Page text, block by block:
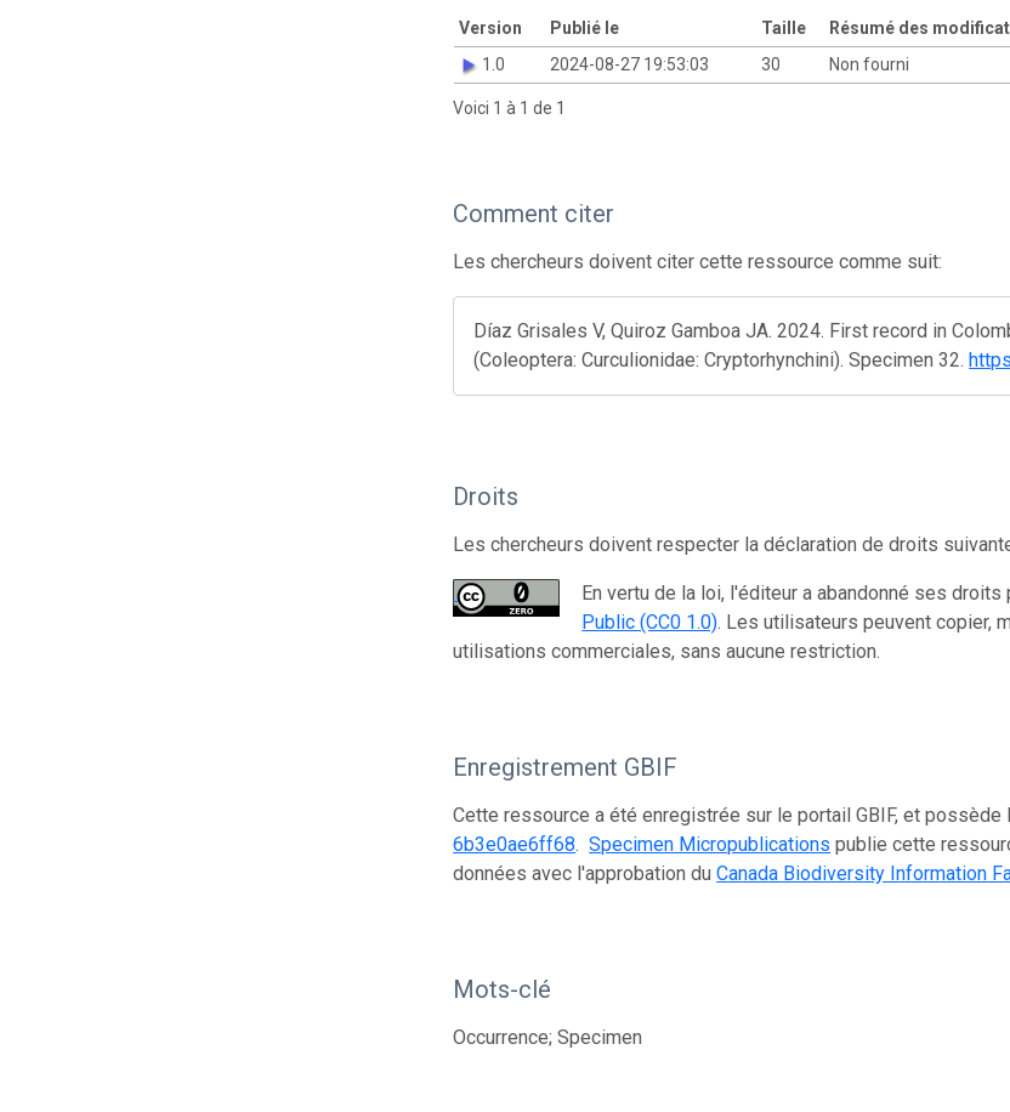
Version Publié le Taille Résumé des
1.0
2024-08-27 19:53:03 30 Non fourni
Voici 1 à 1 de 1
Comment citer
Les chercheurs doivent citer cette ressource comme suit:
Díaz Grisales V, Quiroz Gamboa JA. 2024. First record in
(Coleoptera: Curculionidae: Cryptorhynchini). Specimen 32.
Droits
Les chercheurs doivent respecter la déclaration de droits
En vertu de la loi, l'éditeur a abandonné ses
Public (CC0 1.0). Les utilisateurs peuvent copier,
utilisations commerciales, sans aucune restriction.
Enregistrement GBIF
Cette ressource a été enregistrée sur le portail GBIF, et possède
6b3e0ae6ff68.Specimen Micropublications publie cette
données avec l'approbation duCanada Biodiversity Information
Mots-clé
Occurrence; Specimen